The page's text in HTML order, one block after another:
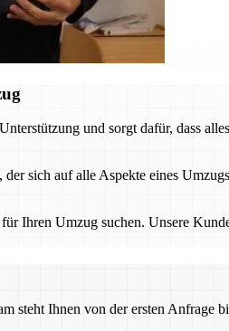
und sorgt dafür, dass
sich auf alle Aspekte eines
Ihren Umzug suchen. Unsere
steht Ihnen von der ersten